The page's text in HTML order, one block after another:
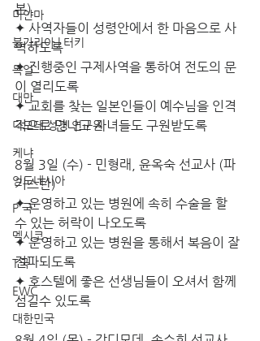
미얀마
불가리아 | 터키
독일
대만
디모데 성경 연구원
케냐
인도네시아
P 국
멕시코
T국
EWC
대한민국
본)
✦ 사역자들이 성령안에서 한 마음으로 사
역하도록
✦ 진행중인 구제사역을 통하여 전도의 문
이 열리도록
✦ 교회를 찾는 일본인들이 예수님을 인격
적으로 만나고 자녀들도 구원받도록
8월 3일 (수) - 민형래, 윤옥숙 선교사 (파
키스탄)
✦ 운영하고 있는 병원에 속히 수술을 할
수 있는 허락이 나오도록
✦ 운영하고 있는 병원을 통해서 복음이 잘
전파되도록
✦ 호스텔에 좋은 선생님들이 오셔서 함께
섬길수 있도록